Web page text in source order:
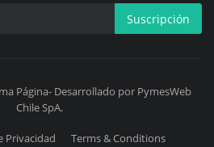
Suscripción
Página- Desarrollado por PymesWeb
Chile SpA.
Privacidad Terms & Conditions